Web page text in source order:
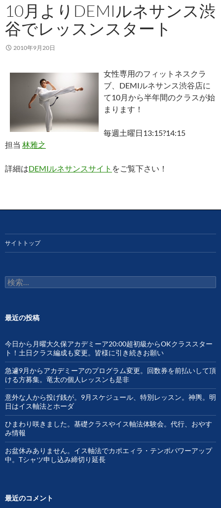
10月よりDEMIルネサンス渋
谷でレッスンスタート
2010年9月20日
女性専用のフィットネスクラ
ブ、DEMIルネサンス渋谷店に
て10月から半年間のクラスが始
まります！
毎週土曜日13:15?14:15
担当 林雅之
詳細はDEMIルネサンスサイト をご覧下さい！
サイトトップ
検
索:
最近の投稿
今日から月曜大久保アカデミーア20:00超初級からOKクラススター
ト！土日クラス編成も変更。皆様に引き続きお願い
急遽9月からアカデミーアのプログラム変更。回数券を前払いして頂
ける方募集。竜太の個人レッスンも是非
意外な人から投げ銭が。9月スケジュール、特別レッスン。神輿。明
日はイス軸法とホーダ
ひまわり咲きました。基礎クラスやイス軸法体験会。代行、おやす
み情報
お盆休みありません。イス軸法でカポエィラ・テンポパワーアップ
中。Tシャツ申し込み締切り延長
最近のコメント